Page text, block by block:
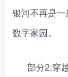
银河不再是
数字家园。
部分2:穿